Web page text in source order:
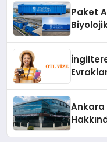
Paket
Ankara